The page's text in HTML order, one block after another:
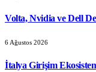
Volta, Nvidia ve Dell
6 Ağustos 2026
İtalya Girişim